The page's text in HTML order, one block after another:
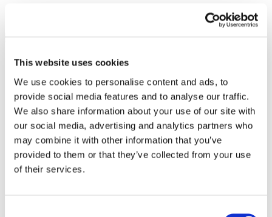
This website uses cookies
We use cookies to personalise content and ads, to
provide social media features and to analyse our traffic.
We also share information about your use of our site with
our social media, advertising and analytics partners who
may combine it with other information that you’ve
provided to them or that they’ve collected from your use
of their services.